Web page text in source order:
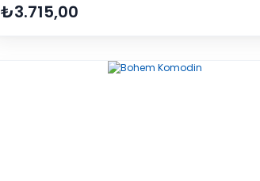
₺3.715,00